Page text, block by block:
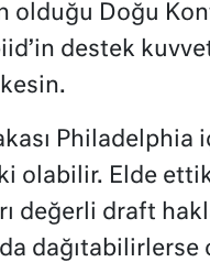
olduğu Doğu
destek
Philadelphia
olabilir. Elde
değerli draft
dağıtabilirlerse